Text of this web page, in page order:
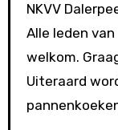
NKVV
Alle leden
welkom.
Uiteraard